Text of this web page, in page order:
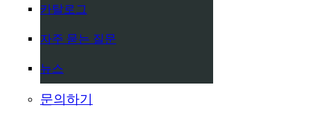
카탈로그
자주 묻는 질문
뉴스
문의하기